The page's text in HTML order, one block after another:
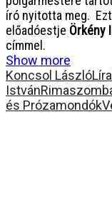
író nyitotta meg.
előadóestje Örkény
címmel.
Show more
Koncsol László
István
és Prózamondók